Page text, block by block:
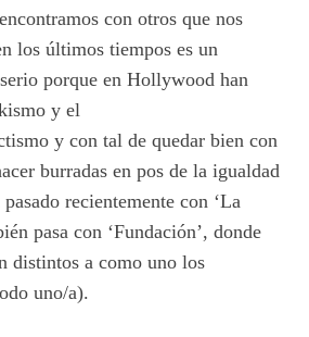
con otros que nos
los últimos tiempos es un
porque en Hollywood han
y el
y con tal de quedar bien con
burradas en pos de la igualdad
recientemente con ‘La
pasa con ‘Fundación’, donde
distintos a como uno los
uno/a).